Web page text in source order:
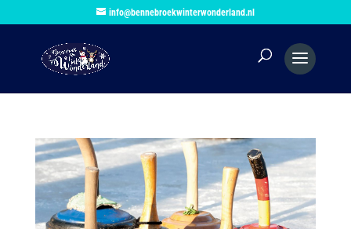
info@bennebroekwinterwonderland.nl